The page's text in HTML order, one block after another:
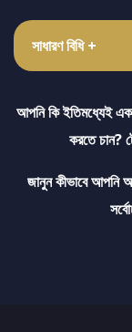
সাধারণ বিধি +
আপনি কি ইতিমধ্যেই
করতে চান?
জানুন কীভাবে